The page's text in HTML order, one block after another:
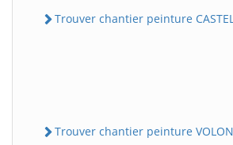
Trouver chantier peinture
Trouver chantier peinture